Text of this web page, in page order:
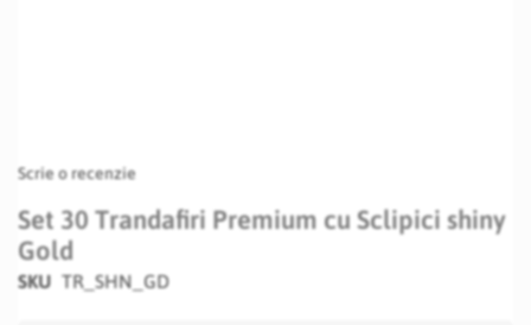
Scrie o recenzie
Set 30 Trandafiri Premium cu Sclipici shiny
Gold
SKU TR_SHN_GD